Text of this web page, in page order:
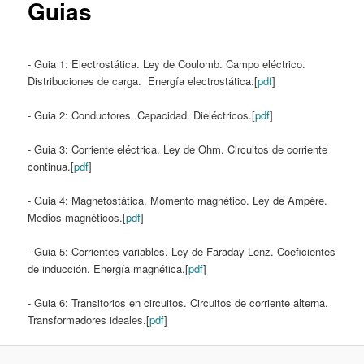
Guias
- Guia 1: Electrostática. Ley de Coulomb. Campo eléctrico.
Distribuciones de carga. Energía electrostática.[pdf]
- Guia 2: Conductores. Capacidad. Dieléctricos.[pdf]
- Guia 3: Corriente eléctrica. Ley de Ohm. Circuitos de corriente
continua.[pdf]
- Guia 4: Magnetostática. Momento magnético. Ley de Ampère.
Medios magnéticos.[pdf]
- Guia 5: Corrientes variables. Ley de Faraday-Lenz. Coeficientes
de inducción. Energía magnética.[pdf]
- Guia 6: Transitorios en circuitos. Circuitos de corriente alterna.
Transformadores ideales.[pdf]